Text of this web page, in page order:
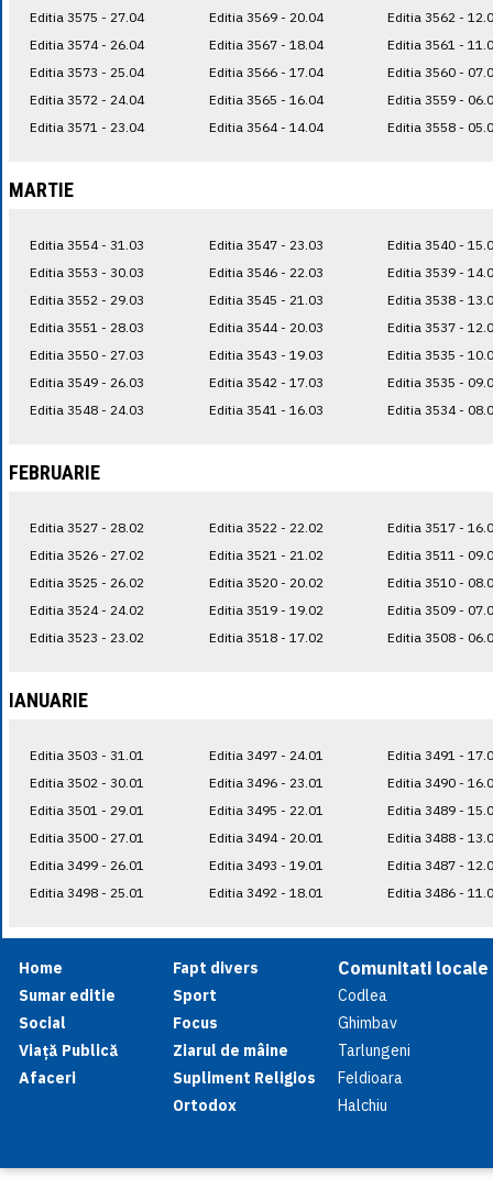
Editia 3575 - 27.04
Editia 3574 - 26.04
Editia 3573 - 25.04
Editia 3572 - 24.04
Editia 3571 - 23.04
Editia 3569 - 20.04
Editia 3567 - 18.04
Editia 3566 - 17.04
Editia 3565 - 16.04
Editia 3564 - 14.04
Editia 3562 -
Editia 3561 -
Editia 3560 -
Editia 3559 -
Editia 3558 -
MARTIE
Editia 3554 - 31.03
Editia 3553 - 30.03
Editia 3552 - 29.03
Editia 3551 - 28.03
Editia 3550 - 27.03
Editia 3549 - 26.03
Editia 3548 - 24.03
Editia 3547 - 23.03
Editia 3546 - 22.03
Editia 3545 - 21.03
Editia 3544 - 20.03
Editia 3543 - 19.03
Editia 3542 - 17.03
Editia 3541 - 16.03
Editia 3540 -
Editia 3539 -
Editia 3538 -
Editia 3537 -
Editia 3535 -
Editia 3535 -
Editia 3534 -
FEBRUARIE
Editia 3527 - 28.02
Editia 3526 - 27.02
Editia 3525 - 26.02
Editia 3524 - 24.02
Editia 3523 - 23.02
Editia 3522 - 22.02
Editia 3521 - 21.02
Editia 3520 - 20.02
Editia 3519 - 19.02
Editia 3518 - 17.02
Editia 3517 -
Editia 3511 -
Editia 3510 -
Editia 3509 -
Editia 3508 -
IANUARIE
Editia 3503 - 31.01
Editia 3502 - 30.01
Editia 3501 - 29.01
Editia 3500 - 27.01
Editia 3499 - 26.01
Editia 3498 - 25.01
Editia 3497 - 24.01
Editia 3496 - 23.01
Editia 3495 - 22.01
Editia 3494 - 20.01
Editia 3493 - 19.01
Editia 3492 - 18.01
Editia 3491 -
Editia 3490 -
Editia 3489 -
Editia 3488 -
Editia 3487 -
Editia 3486 -
Home
Sumar editie
Social
Viață Publică
Afaceri
Fapt divers
Sport
Focus
Ziarul de mâine
Supliment Religios
Ortodox
Comunitati locale
Codlea
Ghimbav
Tarlungeni
Feldioara
Halchiu